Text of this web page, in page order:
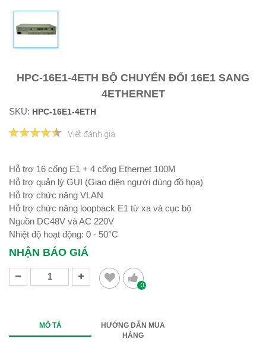
HPC-16E1-4ETH BỘ CHUYỂN ĐỔI 16E1 SANG
4ETHERNET
SKU: HPC-16E1-4ETH
Viết đánh giá
Hỗ trợ 16 cổng E1 + 4 cổng Ethernet 100M
Hỗ trợ quản lý GUI (Giao diện người dùng đồ họa)
Hỗ trợ chức năng VLAN
Hỗ trợ chức năng loopback E1 từ xa và cục bộ
Nguồn DC48V và AC 220V
Nhiệt độ hoạt động: 0 - 50°C
NHẬN BÁO GIÁ
0
MÔ TẢ
HƯỚNG DẪN MUA
HÀNG